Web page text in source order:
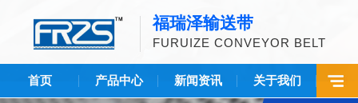
福瑞泽输送带
FURUIZE CONVEYOR BELT
首页 产品中心 新闻资讯 关于我们